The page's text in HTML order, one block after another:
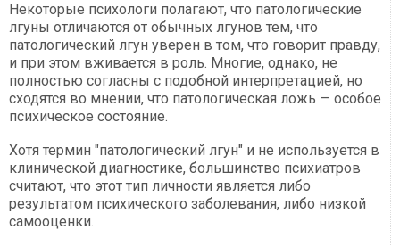
Некоторые психологи полагают, что патологические
лгуны отличаются от обычных лгунов тем, что
патологический лгун уверен в том, что говорит правду,
и при этом вживается в роль. Многие, однако, не
полностью согласны с подобной интерпретацией, но
сходятся во мнении, что патологическая ложь — особое
психическое состояние.
Хотя термин "патологический лгун" и не используется в
клинической диагностике, большинство психиатров
считают, что этот тип личности является либо
результатом психического заболевания, либо низкой
самооценки.